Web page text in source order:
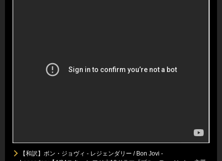
【和訳】ボン・ジョヴィ - レジェンダリー / Bon Jovi -